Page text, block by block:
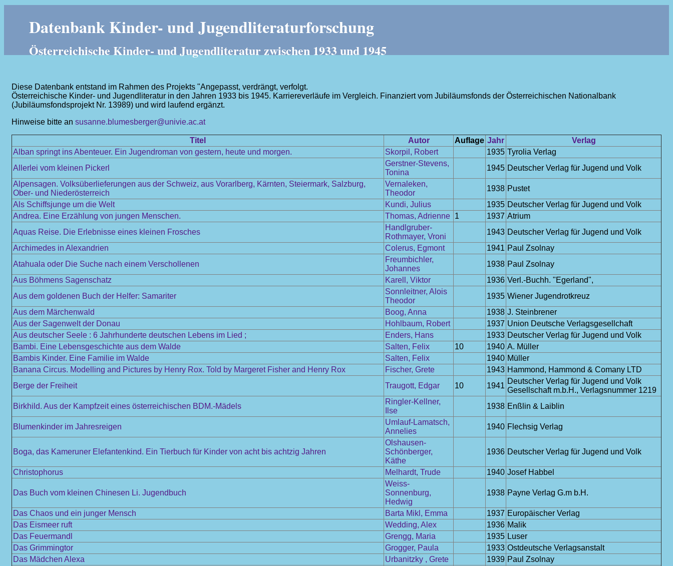
Datenbank Kinder- und Jugendliteraturforschung
Österreichische Kinder- und Jugendliteratur zwischen 1933 und 1945
Diese Datenbank entstand im Rahmen des Projekts "Angepasst, verdrängt, verfolgt.
Österreichische Kinder- und Jugendliteratur in den Jahren 1933 bis 1945. Karriereverläufe im Vergleich. Finanziert vom Jubiläumsfonds der Österreichischen Nationalbank
(Jubiläumsfondsprojekt Nr. 13989) und wird laufend ergänzt.
Hinweise bitte an susanne.blumesberger@univie.ac.at
Titel Autor Auflage Jahr
Verlag
Alban springt ins Abenteuer. Ein Jugendroman von gestern, heute und morgen.
Skorpil, Robert 1935 Tyrolia Verlag
Allerlei vom kleinen Pickerl
Gerstner-Stevens,
Tonina
1945 Deutscher Verlag für Jugend und Volk
Alpensagen. Volksüberlieferungen aus der Schweiz, aus Vorarlberg, Kärnten, Steiermark, Salzburg,
Ober- und Niederösterreich
Vernaleken,
Theodor
1938 Pustet
Als Schiffsjunge um die Welt
Kundi, Julius 1935 Deutscher Verlag für Jugend und Volk
Andrea. Eine Erzählung von jungen Menschen.
Thomas, Adrienne 1 1937 Atrium
Aquas Reise. Die Erlebnisse eines kleinen Frosches
Handlgruber-
Rothmayer, Vroni
1943 Deutscher Verlag für Jugend und Volk
Archimedes in Alexandrien
Colerus, Egmont 1941 Paul Zsolnay
Atahuala oder Die Suche nach einem Verschollenen
Freumbichler,
Johannes
1938 Paul Zsolnay
Aus Böhmens Sagenschatz
Karell, Viktor 1936 Verl.-Buchh. "Egerland",
Aus dem goldenen Buch der Helfer: Samariter
Sonnleitner, Alois
Theodor
1935 Wiener Jugendrotkreuz
Aus dem Märchenwald
Boog, Anna 1938 J. Steinbrener
Aus der Sagenwelt der Donau
Hohlbaum, Robert 1937 Union Deutsche Verlagsgesellchaft
Aus deutscher Seele : 6 Jahrhunderte deutschen Lebens im Lied ;
Enders, Hans 1933 Deutscher Verlag für Jugend und Volk
Bambi. Eine Lebensgeschichte aus dem Walde
Salten, Felix 10 1940 A. Müller
Bambis Kinder. Eine Familie im Walde
Salten, Felix 1940 Müller
Banana Circus. Modelling and Pictures by Henry Rox. Told by Margeret Fisher and Henry Rox
Fischer, Grete 1943 Hammond, Hammond & Comany LTD
Berge der Freiheit
Traugott, Edgar 10 1941
Deutscher Verlag für Jugend und Volk
Gesellschaft m.b.H., Verlagsnummer 1219
Birkhild. Aus der Kampfzeit eines österreichischen BDM.-Mädels
Ringler-Kellner,
Ilse
1938 Enßlin & Laiblin
Blumenkinder im Jahresreigen
Umlauf-Lamatsch,
Annelies
1940 Flechsig Verlag
Boga, das Kameruner Elefantenkind. Ein Tierbuch für Kinder von acht bis achtzig Jahren
Olshausen-
Schönberger,
Käthe
1936 Deutscher Verlag für Jugend und Volk
Christophorus Melhardt, Trude 1940 Josef Habbel
Das Buch vom kleinen Chinesen Li. Jugendbuch
Weiss-
Sonnenburg,
Hedwig
1938 Payne Verlag G.m b.H.
Das Chaos und ein junger Mensch Barta Mikl, Emma 1937 Europäischer Verlag
Das Eismeer ruft
Wedding, Alex 1936 Malik
Das Feuermandl
Grengg, Maria 1935 Luser
Das Grimmingtor
Grogger, Paula 1933 Ostdeutsche Verlagsanstalt
Das Mädchen Alexa
Urbanitzky , Grete 1939 Paul Zsolnay